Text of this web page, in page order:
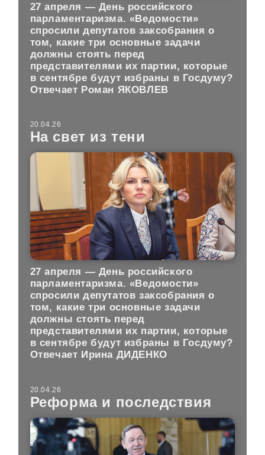
27 апреля — День российского
парламентаризма. «Ведомости»
спросили депутатов заксобрания о
том, какие три основные задачи
должны стоять перед
представителями их партии, которые
в сентябре будут избраны в Госдуму?
Отвечает Роман ЯКОВЛЕВ
20.04.26
На свет из тени
27 апреля — День российского
парламентаризма. «Ведомости»
спросили депутатов заксобрания о
том, какие три основные задачи
должны стоять перед
представителями их партии, которые
в сентябре будут избраны в Госдуму?
Отвечает Ирина ДИДЕНКО
20.04.26
Реформа и последствия